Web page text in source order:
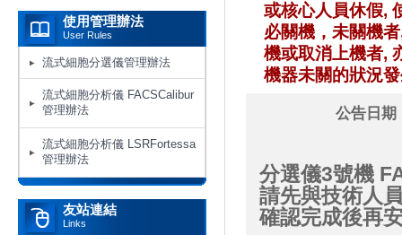
使用管理辦法
User Rules
流式細胞分選儀管理辦法
流式細胞分析儀 FACSCalibur
管理辦法
流式細胞分析儀 LSRFortessa
管理辦法
友站連結
Links
或核心人員休假,
必關機，未關機
機或取消上機者,
機器未關的狀況
公告日期
分選儀3號機
請先與技術人
確認完成後再